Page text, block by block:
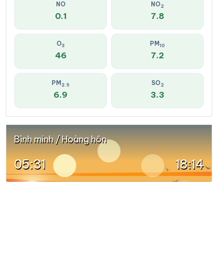
NO
0.1
NO2
7.8
O3
46
PM 10
7.2
PM 2.5
6.9
SO2
3.3
Bình minh / Hoàng hôn
05:31 18:14